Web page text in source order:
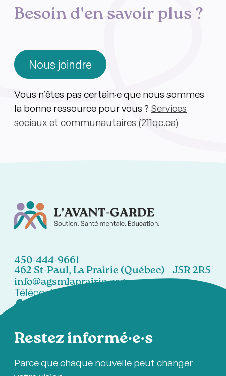
Besoin d'en savoir plus ?
Nous joindre
Vous n’êtes pas certain·e que nous sommes
la bonne ressource pour vous ? Services
sociaux et communautaires (211qc.ca)
450-444-9661
462 St-Paul, La Prairie (Québec) J5R 2R5
info@agsmlaprairie.org
Télécopieur:
Restez informé·e·s
Parce que chaque nouvelle peut changer